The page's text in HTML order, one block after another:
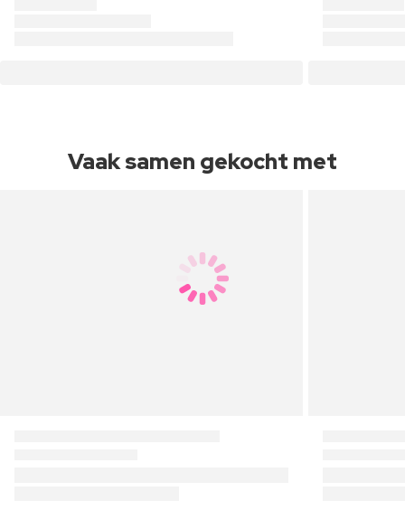
Vaak samen gekocht met